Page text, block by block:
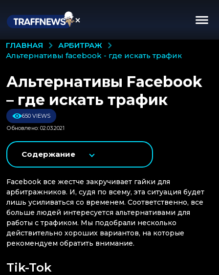
ГЛАВНАЯ
АРБИТРАЖ
альтернативы facebook - где искать трафик
Альтернативы Facebook
– где искать трафик
650 VIEWS
Обновлено: 02.03.2021
Содержание
Facebook все жестче закручивает гайки для
арбитражников. И, судя по всему, эта ситуация будет
лишь усиливаться со временем. Соответственно, все
больше людей интересуется альтернативами для
работы с трафиком. Мы подобрали несколько
действительно хороших вариантов, на которые
рекомендуем обратить внимание.
Tik-Tok